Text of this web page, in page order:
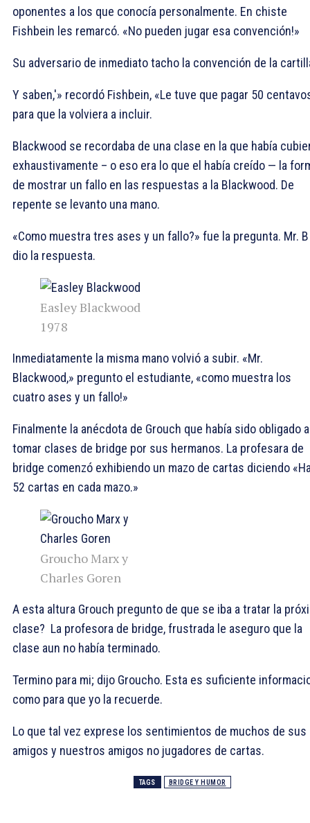
oponentes a los que conocía personalmente. En chiste
Fishbein les remarcó. «No pueden jugar esa convención!»
Su adversario de inmediato tacho la convención de la
Y saben,'» recordó Fishbein, «Le tuve que pagar 50
para que la volviera a incluir.
Blackwood se recordaba de una clase en la que había
exhaustivamente – o eso era lo que el había creído — la
de mostrar un fallo en las respuestas a la Blackwood. De
repente se levanto una mano.
«Como muestra tres ases y un fallo?» fue la pregunta. Mr. B
dio la respuesta.
Easley Blackwood
1978
Inmediatamente la misma mano volvió a subir. «Mr.
Blackwood,» pregunto el estudiante, «como muestra los
cuatro ases y un fallo!»
Finalmente la anécdota de Grouch que había sido obligado a
tomar clases de bridge por sus hermanos. La profesara de
bridge comenzó exhibiendo un mazo de cartas diciendo
52 cartas en cada mazo.»
Groucho Marx y
Charles Goren
A esta altura Grouch pregunto de que se iba a tratar la
clase? La profesora de bridge, frustrada le aseguro que la
clase aun no había terminado.
Termino para mi; dijo Groucho. Esta es suficiente
como para que yo la recuerde.
Lo que tal vez exprese los sentimientos de muchos de sus
amigos y nuestros amigos no jugadores de cartas.
TAGS BRIDGE Y HUMOR